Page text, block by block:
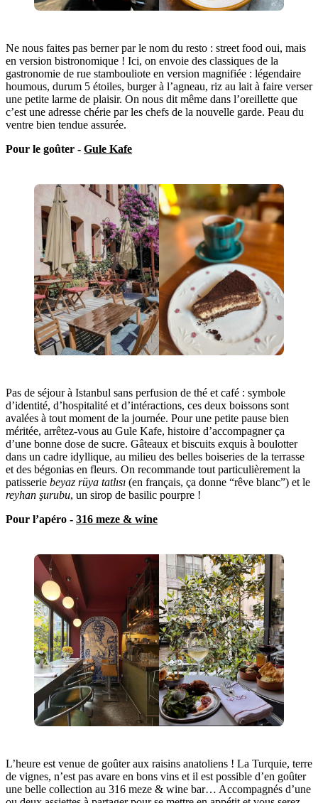
Ne nous faites pas berner par le nom du resto : street food oui, mais
en version bistronomique ! Ici, on envoie des classiques de la
gastronomie de rue stambouliote en version magnifiée : légendaire
houmous, durum 5 étoiles, burger à l’agneau, riz au lait à faire verser
une petite larme de plaisir. On nous dit même dans l’oreillette que
c’est une adresse chérie par les chefs de la nouvelle garde. Peau du
ventre bien tendue assurée.
Pour le goûter - Gule Kafe
Pas de séjour à Istanbul sans perfusion de thé et café : symbole
d’identité, d’hospitalité et d’intéractions, ces deux boissons sont
avalées à tout moment de la journée. Pour une petite pause bien
méritée, arrêtez-vous au Gule Kafe, histoire d’accompagner ça
d’une bonne dose de sucre. Gâteaux et biscuits exquis à boulotter
dans un cadre idyllique, au milieu des belles boiseries de la terrasse
et des bégonias en fleurs. On recommande tout particulièrement la
patisserie beyaz rüya tatlısı (en français, ça donne “rêve blanc”) et le
reyhan şurubu, un sirop de basilic pourpre !
Pour l’apéro - 316 meze & wine
L’heure est venue de goûter aux raisins anatoliens ! La Turquie, terre
de vignes, n’est pas avare en bons vins et il est possible d’en goûter
une belle collection au 316 meze & wine bar… Accompagnés d’une